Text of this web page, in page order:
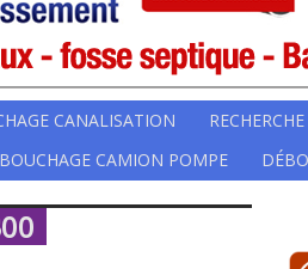
CANALISATION
CAMION POMPE